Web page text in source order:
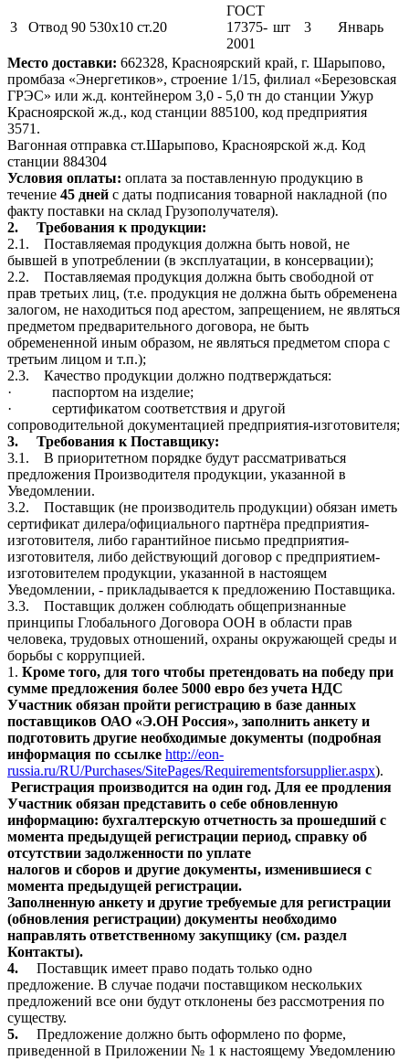
3 Отвод 90 530х10 ст.20
ГОСТ
17375-
2001
шт 3 Январь
Место доставки: 662328, Красноярский край, г. Шарыпово,
промбаза «Энергетиков», строение 1/15, филиал «Березовская
ГРЭС» или ж.д. контейнером 3,0 - 5,0 тн до станции Ужур
Красноярской ж.д., код станции 885100, код предприятия
3571.
Вагонная отправка ст.Шарыпово, Красноярской ж.д. Код
станции 884304
Условия оплаты: оплата за поставленную продукцию в
течение 45 дней с даты подписания товарной накладной (по
факту поставки на склад Грузополучателя).
2.
Требования к продукции:
2.1.
Поставляемая продукция должна быть новой, не
бывшей в употреблении (в эксплуатации, в консервации);
2.2.
Поставляемая продукция должна быть свободной от
прав третьих лиц, (т.е. продукция не должна быть обременена
залогом, не находиться под арестом, запрещением, не являться
предметом предварительного договора, не быть
обремененной иным образом, не являться предметом спора с
третьим лицом и т.п.);
2.3.
Качество продукции должно подтверждаться:
·
паспортом на изделие;
·
сертификатом соответствия и другой
сопроводительной документацией предприятия-изготовителя;
3.
Требования к Поставщику:
3.1.
В приоритетном порядке будут рассматриваться
предложения Производителя продукции, указанной в
Уведомлении.
3.2.
Поставщик (не производитель продукции) обязан иметь
сертификат дилера/официального партнёра предприятия-
изготовителя, либо гарантийное письмо предприятия-
изготовителя, либо действующий договор с предприятием-
изготовителем продукции, указанной в настоящем
Уведомлении, - прикладывается к предложению Поставщика.
3.3.
Поставщик должен соблюдать общепризнанные
принципы Глобального Договора ООН в области прав
человека, трудовых отношений, охраны окружающей среды и
борьбы с коррупцией.
1. Кроме того, для того чтобы претендовать на победу при
сумме предложения более 5000 евро без учета НДС
Участник обязан пройти регистрацию в базе данных
поставщиков ОАО «Э.ОН Россия», заполнить анкету и
подготовить другие необходимые документы (подробная
информация по ссылке http://eon-
russia.ru/RU/Purchases/SitePages/Requirementsforsupplier.aspx).
Регистрация производится на один год. Для ее продления
Участник обязан представить о себе обновленную
информацию: бухгалтерскую отчетность за прошедший с
момента предыдущей регистрации период, справку об
отсутствии задолженности по уплате
налогов и сборов и другие документы, изменившиеся с
момента предыдущей регистрации.
Заполненную анкету и другие требуемые для регистрации
(обновления регистрации) документы необходимо
направлять ответственному закупщику (см. раздел
Контакты).
4.
Поставщик имеет право подать только одно
предложение. В случае подачи поставщиком нескольких
предложений все они будут отклонены без рассмотрения по
существу.
5.
Предложение должно быть оформлено по форме,
приведенной в Приложении № 1 к настоящему Уведомлению